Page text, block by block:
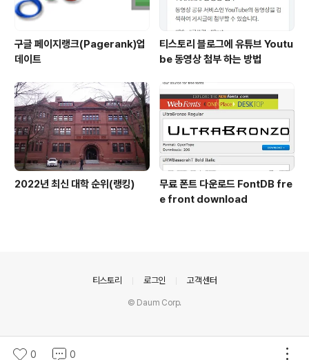
구글 페이지랭크(Pagerank)업
데이트
티스토리 블로그에 유튜브 Youtu
be 동영상 첨부 하는 방법
2022년 최신 대학 순위(랭킹)
무료 폰트 다운로드 FontDB fre
e front download
0 0
티스토리 로그인 고객센터
© Daum Corp.